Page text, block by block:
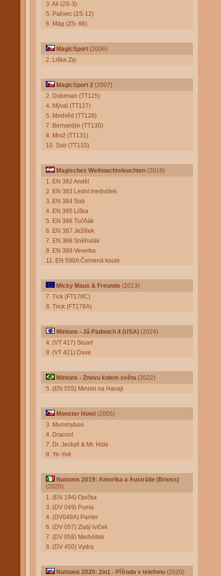
3. Ali (2S-3)
5. Palivec (2S-12)
6. Mág (2S- 88)
MagicSport (2006)
2. Liška Zip
MagicSport 2 (2007)
2. Dobrman (TT125)
4. Mýval (TT127)
5. Medvěd (TT128)
7. Bernardýn (TT130)
8. Mrož (TT131)
10. Sob (TT133)
Magisches Weihnachtsleuchten (2018)
1. EN 382 Anděl
2. EN 383 Lední medvídek
3. EN 384 Sob
4. EN 385 Liška
5. EN 386 Tučňák
6. EN 387 Ježíšek
7. EN 388 Sněhulák
8. EN 389 Veverka
11. EN 590A Červená koule
Micky Maus & Freunde (2013)
7. Tick (FT178C)
8. Trick (FT178A)
Minions - Já Padouch 4 (USA) (2024)
4. (VT 417) Stuart
8. (VT 421) Dave
Minions - Znovu kolem světa (2022)
5. (EN 555) Minion na Havaji
Monster Hotel (2005)
3. Mummyboo
4. Dracool
7. Dr. Jeckyll & Mr. Hide
8. Ye-Yeti
Natoons 2019: Amerika a Austrálie (Brioss)
(2020)
1. (EN 194) Opička
3. (DV 049) Puma
4. (DV049A) Panter
6. (DV 057) Zlatý lvíček
7. (DV 058) Medvídek
8. (DV 450) Vydra
Natoons 2020: 2in1 - Příroda v telefonu (2020)